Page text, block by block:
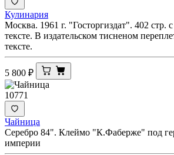
Кулинария
Москва. 1961 г. "Госторгиздат". 402 стр.
тексте. В издательском тисненом
тексте.
5 800 ₽
10771
Чайница
Серебро 84". Клеймо "К.Фаберже" под
империи